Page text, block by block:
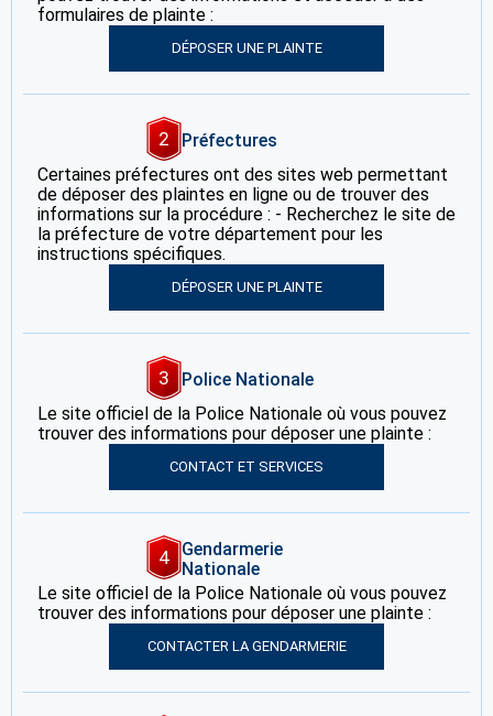
formulaires de plainte :
DÉPOSER UNE PLAINTE
2
Préfectures
Certaines préfectures ont des sites web permettant
de déposer des plaintes en ligne ou de trouver des
informations sur la procédure : - Recherchez le site de
la préfecture de votre département pour les
instructions spécifiques.
DÉPOSER UNE PLAINTE
3
Police Nationale
Le site officiel de la Police Nationale où vous pouvez
trouver des informations pour déposer une plainte :
CONTACT ET SERVICES
4
Gendarmerie
Nationale
Le site officiel de la Police Nationale où vous pouvez
trouver des informations pour déposer une plainte :
CONTACTER LA GENDARMERIE